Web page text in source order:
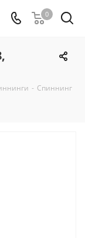
0
- Спиннинг